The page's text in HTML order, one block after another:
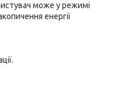
може у режимі
енергії